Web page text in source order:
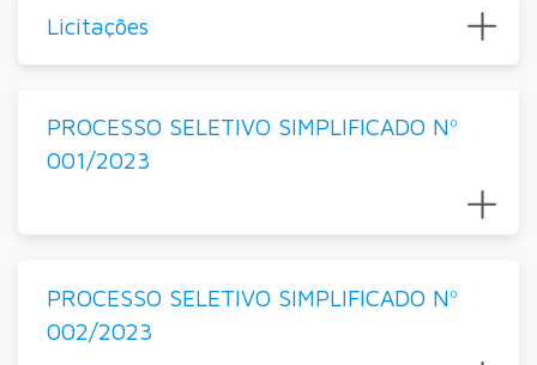
Licitações
PROCESSO SELETIVO SIMPLIFICADO Nº
001/2023
PROCESSO SELETIVO SIMPLIFICADO Nº
002/2023